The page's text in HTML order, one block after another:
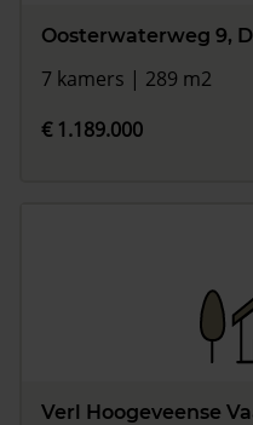
Oosterwaterweg 9,
7 kamers | 289 m2
€ 1.189.000
Verl Hoogeveense